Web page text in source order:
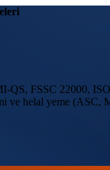
QS, FSSC 22000,
helal yeme (ASC,